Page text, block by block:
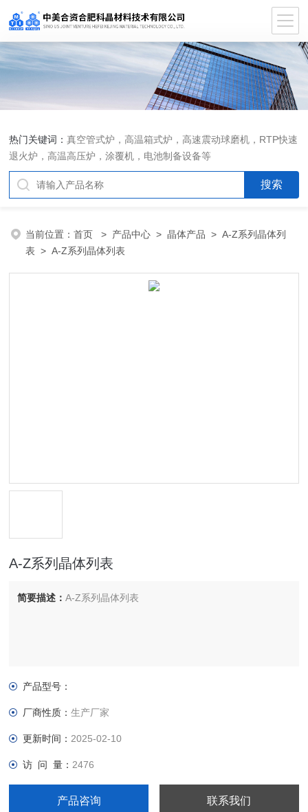
热门关键词：真空管式炉，高温箱式炉，高速震动球磨机，RTP快速
退火炉，高温高压炉，涂覆机，电池制备设备等
当前位置：首页 > 产品中心 >晶体产品 >A-Z系列晶体列
表 > A-Z系列晶体列表
A-Z系列晶体列表
简要描述：A-Z系列晶体列表
产品型号：
厂商性质：生产厂家
更新时间： 2025-02-10
访 问 量： 2476
产品咨询 联系我们